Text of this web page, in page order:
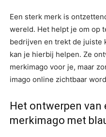
Een sterk merk is
wereld. Het helpt je om op
bedrijven en trekt de juiste
kan je hierbij helpen. Ze
merkimago voor je, maar
imago online zichtbaar
Het ontwerpen van
merkimago met